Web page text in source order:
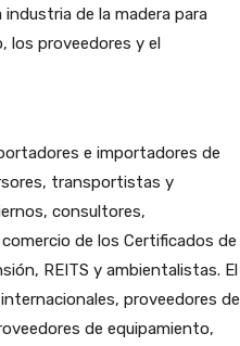
de la madera para
los proveedores y el
e importadores de
transportistas y
consultores,
de los Certificados de
REITS y ambientalistas. El
proveedores de
de equipamiento,